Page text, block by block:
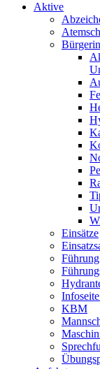
Aktive
Einsätze
Führung
KBM